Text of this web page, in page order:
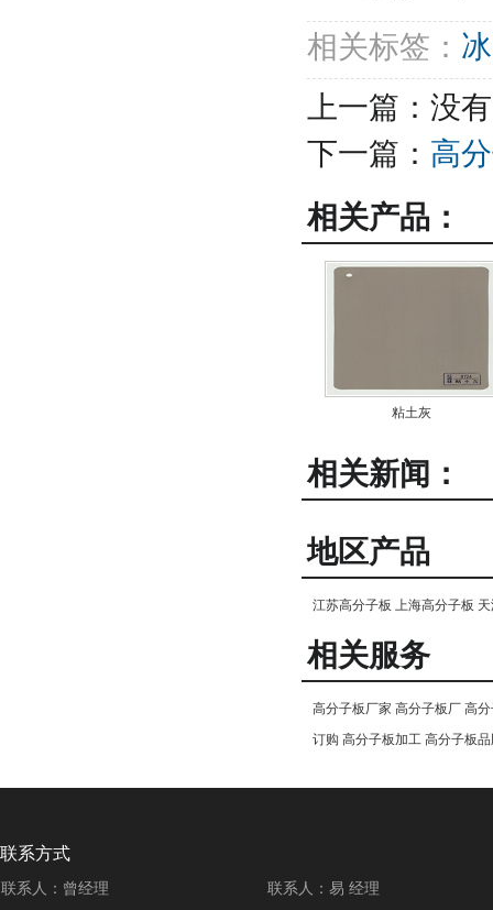
相关标签：
上一篇：没
下一篇： 高
相关产品：
粘土灰
相关新闻：
地区产品
江苏高分子板 上海高分子板
相关服务
高分子板厂家 高分子板厂 高
订购 高分子板加工 高分子板
联系方式
联系人：曾经理 联系人：易 经理